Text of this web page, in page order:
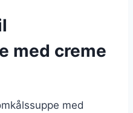
med creme
med